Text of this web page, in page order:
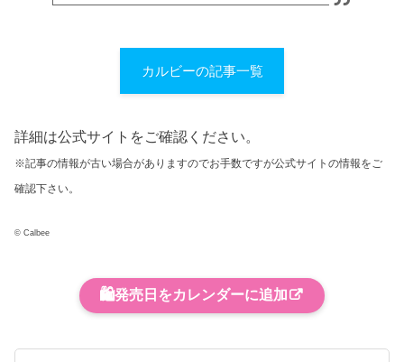
カルビーの記事一覧
詳細は公式サイトをご確認ください。
※記事の情報が古い場合がありますのでお手数ですが公式サイトの情報をご
確認下さい。
© Calbee
🛍️発売日をカレンダーに追加